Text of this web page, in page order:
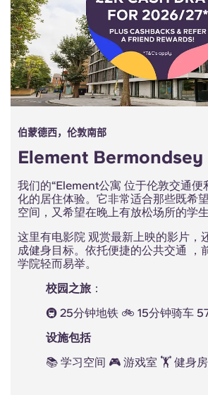
伯蒙德西，伦敦南部
Element Bermondsey
我们的“Element公寓 位于伦敦交通便
化的居住体验。它非常适合那些既希
空间，又希望在晚上有放松场所的学生
这里有电影院 观赏最新上映的影片，
成健身目标。依托便捷的公共交通 ，
学院轻而易举。
校园之旅 ：
🚇 25分钟地铁 🚲 15分钟骑车
设施包括
📚 学习空间 🎮 游戏室 🏋 健身